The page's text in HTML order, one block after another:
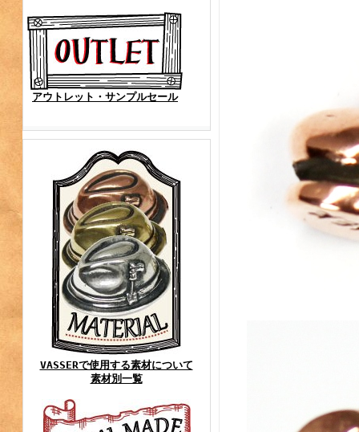
アウトレット・サンプルセール
VASSERで使用する素材について
素材別一覧